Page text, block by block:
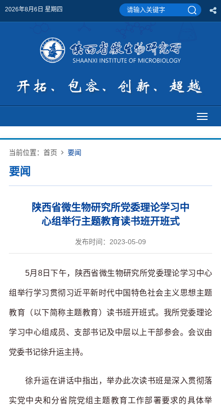
2026年8月6日 星期四
当前位置： 首页 要闻
要闻
陕西省微生物研究所党委理论学习中
心组举行主题教育读书班开班式
发布时间：2023-05-09
5月8日下午，陕西省微生物研究所党委理论学习中心
组举行学习贯彻习近平新时代中国特色社会主义思想主题
教育（以下简称主题教育）读书班开班式。我所党委理论
学习中心组成员、支部书记及中层以上干部参会。会议由
党委书记徐升运主持。
徐升运在讲话中指出，举办此次读书班是深入贯彻落
实党中央和分省院党组主题教育工作部署要求的具体举